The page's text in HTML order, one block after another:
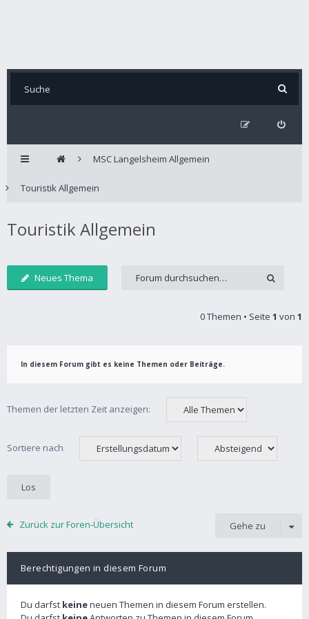
MSC Langelsheim Allgemein
Touristik Allgemein
Touristik Allgemein
Neues Thema
0 Themen • Seite 1 von 1
In diesem Forum gibt es keine Themen oder Beiträge.
Themen der letzten Zeit anzeigen:
Sortiere nach
Zurück zur Foren-Übersicht Gehe zu
Berechtigungen in diesem Forum
Du darfst keineneuen Themen in diesem Forum erstellen.